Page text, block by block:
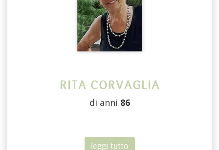
RITA CORVAGLIA
di anni 86
leggi tutto